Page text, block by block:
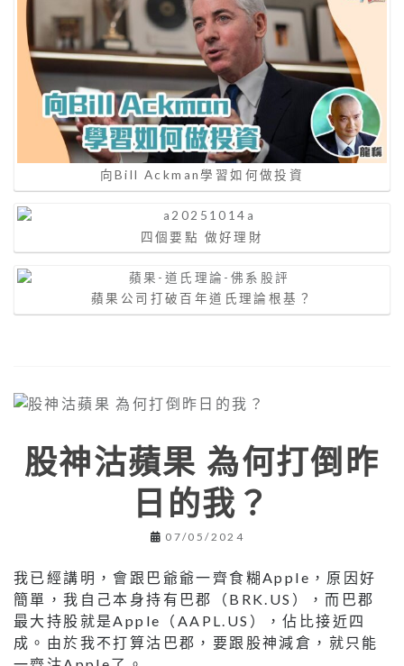
向Bill Ackman學習如何做投資
四個要點 做好理財
蘋果公司打破百年道氏理論根基？
股神沽蘋果 為何打倒昨
日的我？
07/05/2024
我已經講明，會跟巴爺爺一齊食糊Apple，原因好
簡單，我自己本身持有巴郡（BRK.US），而巴郡
最大持股就是Apple（AAPL.US），佔比接近四
成。由於我不打算沽巴郡，要跟股神減倉，就只能